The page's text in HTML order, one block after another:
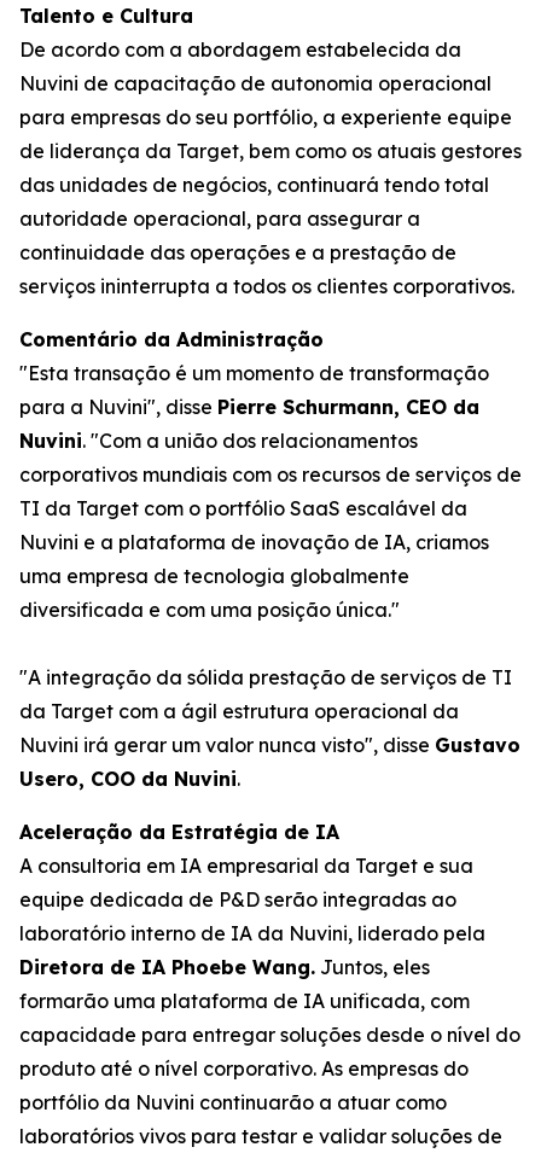
Talento e Cultura
De acordo com a abordagem estabelecida da
Nuvini de capacitação de autonomia operacional
para empresas do seu portfólio, a experiente equipe
de liderança da Target, bem como os atuais gestores
das unidades de negócios, continuará tendo total
autoridade operacional, para assegurar a
continuidade das operações e a prestação de
serviços ininterrupta a todos os clientes corporativos.
Comentário da Administração
"Esta transação é um momento de transformação
para a Nuvini", disse Pierre Schurmann, CEO da
Nuvini. "Com a união dos relacionamentos
corporativos mundiais com os recursos de serviços de
TI da Target com o portfólio SaaS escalável da
Nuvini e a plataforma de inovação de IA, criamos
uma empresa de tecnologia globalmente
diversificada e com uma posição única."
"A integração da sólida prestação de serviços de TI
da Target com a ágil estrutura operacional da
Nuvini irá gerar um valor nunca visto", disse Gustavo
Usero, COO da Nuvini.
Aceleração da Estratégia de IA
A consultoria em IA empresarial da Target e sua
equipe dedicada de P&D serão integradas ao
laboratório interno de IA da Nuvini, liderado pela
Diretora de IA Phoebe Wang. Juntos, eles
formarão uma plataforma de IA unificada, com
capacidade para entregar soluções desde o nível do
produto até o nível corporativo. As empresas do
portfólio da Nuvini continuarão a atuar como
laboratórios vivos para testar e validar soluções de